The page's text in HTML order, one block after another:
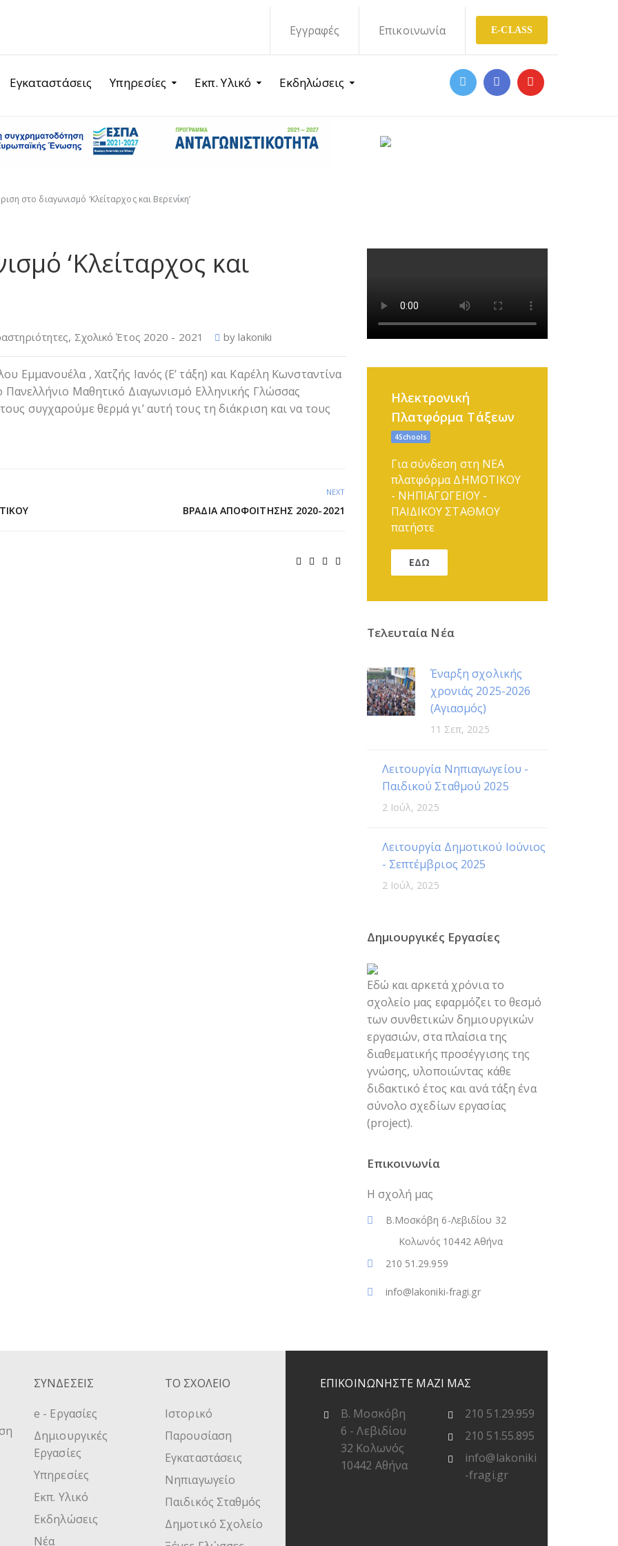
E-CLASS
Εγγραφές Επικοινωνία
Εγκαταστάσεις Υπηρεσίες Εκπ. Υλικό Εκδηλώσεις
στο διαγωνισμό ‘Κλείταρχος και Βερενίκη’
‘Κλείταρχος και
, Σχολικό Έτος 2020 - 2021 bylakoniki
Εμμανουέλα , Χατζής Ιανός (Ε’ τάξη) και Καρέλη Κωνσταντίνα
Πανελλήνιο Μαθητικό Διαγωνισμό Ελληνικής Γλώσσας
συγχαρούμε θερμά γι’ αυτή τους τη διάκριση και να τους
NEXT
ΒΡΑΔΙΆ ΑΠΟΦΟΊΤΗΣΗΣ 2020-2021
Ηλεκτρονική
Πλατφόρμα Τάξεων
4Schools
Για σύνδεση στη ΝΕΑ
πλατφόρμα ΔΗΜΟΤΙΚΟΥ
- ΝΗΠΙΑΓΩΓΕΙΟΥ -
ΠΑΙΔΙΚΟΥ ΣΤΑΘΜΟΥ
πατήστε
ΕΔΩ
Τελευταία Νέα
Έναρξη σχολικής
χρονιάς 2025-2026
(Αγιασμός)
11 Σεπ, 2025
Λειτουργία Νηπιαγωγείου -
Παιδικού Σταθμού 2025
2 Ιούλ, 2025
Λειτουργία Δημοτικού Ιούνιος
- Σεπτέμβριος 2025
2 Ιούλ, 2025
Δημιουργικές Εργασίες
Εδώ και αρκετά χρόνια το
σχολείο μας εφαρμόζει το θεσμό
των συνθετικών δημιουργικών
εργασιών, στα πλαίσια της
διαθεματικής προσέγγισης της
γνώσης, υλοποιώντας κάθε
διδακτικό έτος και ανά τάξη ένα
σύνολο σχεδίων εργασίας
(project).
Επικοινωνία
Η σχολή μας
Β.Μοσκόβη 6-Λεβιδίου 32
Κολωνός 10442 Αθήνα
210 51.29.959
info@lakoniki-fragi.gr
ΣΥΝΔΕΣΕΙΣ
e - Εργασίες
Δημιουργικές
Εργασίες
Υπηρεσίες
Εκπ. Υλικό
Εκδηλώσεις
Νέα
ΤΟ ΣΧΟΛΕΙΟ
Ιστορικό
Παρουσίαση
Εγκαταστάσεις
Νηπιαγωγείο
Παιδικός Σταθμός
Δημοτικό Σχολείο
ΕΠΙΚΟΙΝΩΝΗΣΤΕ ΜΑΖΙ ΜΑΣ
Β. Μοσκόβη
6 - Λεβιδίου
32 Κολωνός
10442 Αθήνα
210 51.29.959
210 51.55.895
info@lakoniki
-fragi.gr